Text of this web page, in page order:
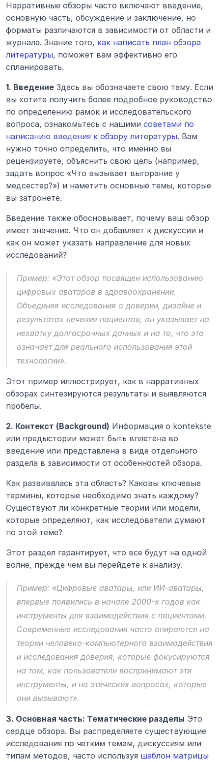
Нарративные обзоры часто включают введение,
основную часть, обсуждение и заключение, но
форматы различаются в зависимости от области и
журнала. Знание того, как написать план обзора
литературы, поможет вам эффективно его
спланировать.
1. Введение Здесь вы обозначаете свою тему. Если
вы хотите получить более подробное руководство
по определению рамок и исследовательского
вопроса, ознакомьтесь с нашими советами по
написанию введения к обзору литературы. Вам
нужно точно определить, что именно вы
рецензируете, объяснить свою цель (например,
задать вопрос «Что вызывает выгорание у
медсестер?») и наметить основные темы, которые
вы затронете.
Введение также обосновывает, почему ваш обзор
имеет значение. Что он добавляет к дискуссии и
как он может указать направление для новых
исследований?
Пример: «Этот обзор посвящен использованию
цифровых аватаров в здравоохранении.
Объединяя исследования о доверии, дизайне и
результатах лечения пациентов, он указывает на
нехватку долгосрочных данных и на то, что это
означает для реального использования этой
технологии».
Этот пример иллюстрирует, как в нарративных
обзорах синтезируются результаты и выявляются
пробелы.
2. Контекст (Background) Информация о kontekste
или предыстории может быть вплетена во
введение или представлена в виде отдельного
раздела в зависимости от особенностей обзора.
Как развивалась эта область? Каковы ключевые
термины, которые необходимо знать каждому?
Существуют ли конкретные теории или модели,
которые определяют, как исследователи думают
по этой теме?
Этот раздел гарантирует, что все будут на одной
волне, прежде чем вы перейдете к анализу.
Пример: «Цифровые аватары, или ИИ-аватары,
впервые появились в начале 2000-х годов как
инструменты для взаимодействия с пациентами.
Современные исследования часто опираются на
теории человеко-компьютерного взаимодействия
и исследования доверия, которые фокусируются
на том, как пользователи воспринимают эти
инструменты, и на этических вопросах, которые
они вызывают».
3. Основная часть: Тематические разделы Это
сердце обзора. Вы распределяете существующие
исследования по четким темам, дискуссиям или
типам методов, часто используя шаблон матрицы